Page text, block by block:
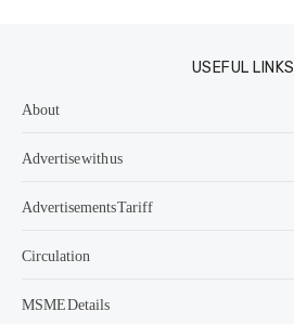
USEFUL LINKS
About
Advertise with us
Advertisements Tariff
Circulation
MSME Details